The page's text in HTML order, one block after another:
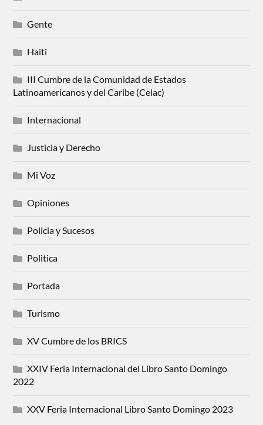
Gente
Haiti
III Cumbre de la Comunidad de Estados
Latinoamericanos y del Caribe (Celac)
Internacional
Justicia y Derecho
Mi Voz
Opiniones
Policia y Sucesos
Politica
Portada
Turismo
XV Cumbre de los BRICS
XXIV Feria Internacional del Libro Santo Domingo
2022
XXV Feria Internacional Libro Santo Domingo 2023